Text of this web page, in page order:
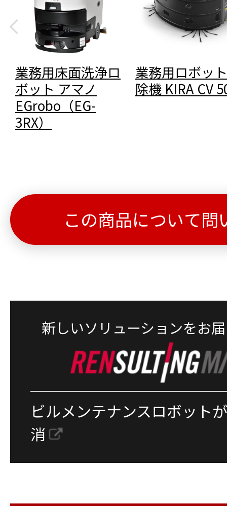
業務用床面洗浄ロ
ボット アマノ
EGrobo（EG-
3RX）
業務用ロボッ
除機 KIRA CV
この商品について問
新しいソリューションをお
ビルメンテナンスロボット
消